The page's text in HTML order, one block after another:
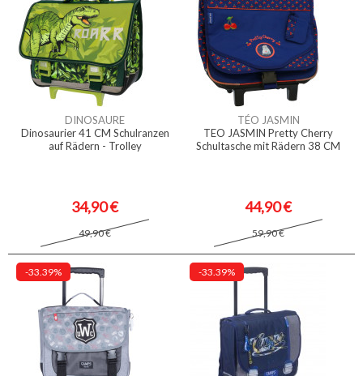
DINOSAURE
Dinosaurier 41 CM Schulranzen
auf Rädern - Trolley
34,90 €
49,90 €
TÉO JASMIN
TEO JASMIN Pretty Cherry
Schultasche mit Rädern 38 CM
44,90 €
59,90 €
-33.39% -33.39%